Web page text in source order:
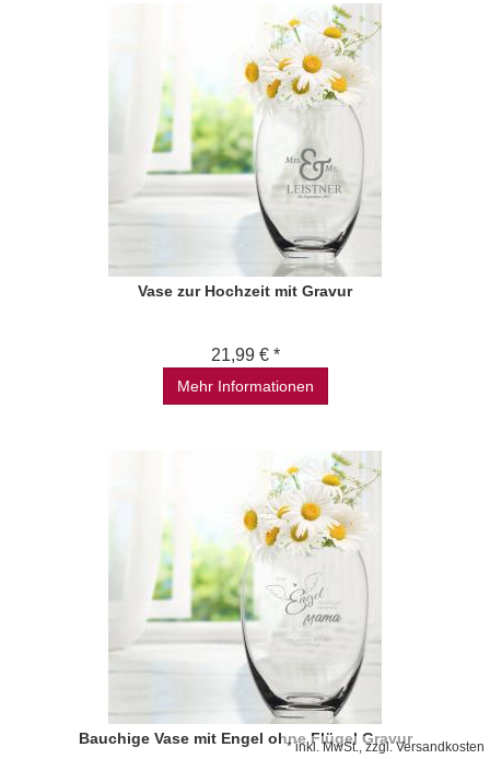
Vase zur Hochzeit mit Gravur
21,99 € *
Mehr Informationen
Bauchige Vase mit Engel ohne Flügel Gravur
*inkl. MwSt., zzgl.Versandkosten